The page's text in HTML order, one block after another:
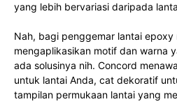
yang lebih bervariasi daripada
Nah, bagi penggemar lantai
mengaplikasikan motif dan warna
ada solusinya nih. Concord
untuk lantai Anda, cat dekoratif
tampilan permukaan lantai yang